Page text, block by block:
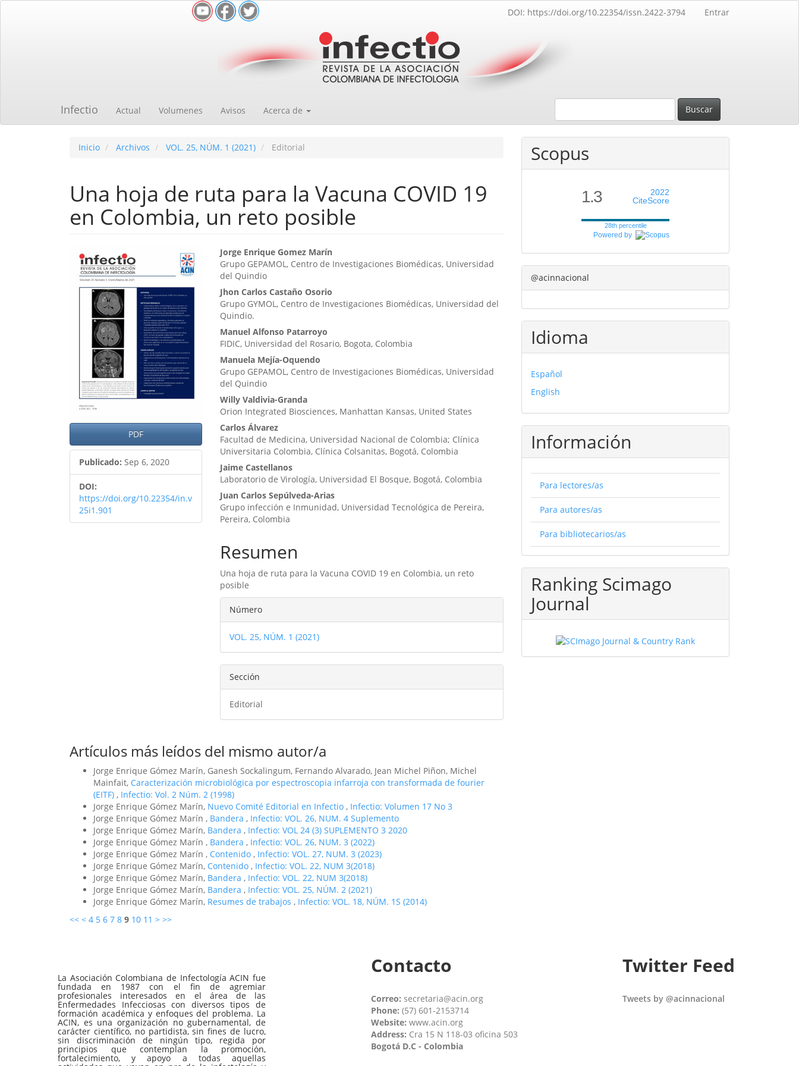
DOI: https://doi.org/10.22354/issn.2422-3794 Entrar
Infectio Actual Volumenes Avisos Acerca de Buscar
Inicio Archivos VOL. 25, NÚM. 1 (2021) Editorial
Una hoja de ruta para la Vacuna COVID 19
en Colombia, un reto posible
Barra
lateral
del
artículo
PDF
Publicado: Sep 6, 2020
DOI:
https://doi.org/10.22354/in.v
25i1.901
Contenido
principal
del
artículo
Jorge Enrique Gomez Marín
Grupo GEPAMOL, Centro de Investigaciones Biomédicas, Universidad
del Quindio
Jhon Carlos Castaño Osorio
Grupo GYMOL, Centro de Investigaciones Biomédicas, Universidad del
Quindio.
Manuel Alfonso Patarroyo
FIDIC, Universidad del Rosario, Bogota, Colombia
Manuela Mejía-Oquendo
Grupo GEPAMOL, Centro de Investigaciones Biomédicas, Universidad
del Quindio
Willy Valdivia-Granda
Orion Integrated Biosciences, Manhattan Kansas, United States
Carlos Álvarez
Facultad de Medicina, Universidad Nacional de Colombia; Clínica
Universitaria Colombia, Clínica Colsanitas, Bogotá, Colombia
Jaime Castellanos
Laboratorio de Virología, Universidad El Bosque, Bogotá, Colombia
Juan Carlos Sepúlveda-Arias
Grupo infección e Inmunidad, Universidad Tecnológica de Pereira,
Pereira, Colombia
Resumen
Una hoja de ruta para la Vacuna COVID 19 en Colombia, un reto
posible
Detalles
del
artículo
Número
VOL. 25, NÚM. 1 (2021)
Sección
Editorial
Artículos más leídos del mismo autor/a
Jorge Enrique Gómez Marín, Ganesh Sockalingum, Fernando Alvarado, Jean Michel Piñon, Michel
Mainfait, Caracterización microbiológica por espectroscopia infarroja con transformada de fourier
(EITF) , Infectio: Vol. 2 Núm. 2 (1998)
Jorge Enrique Gómez Marín, Nuevo Comité Editorial en Infectio , Infectio: Volumen 17 No 3
Jorge Enrique Gómez Marín , Bandera , Infectio: VOL. 26, NUM. 4 Suplemento
Jorge Enrique Gómez Marín, Bandera , Infectio: VOL 24 (3) SUPLEMENTO 3 2020
Jorge Enrique Gómez Marín , Bandera , Infectio: VOL. 26, NUM. 3 (2022)
Jorge Enrique Gómez Marín , Contenido , Infectio: VOL. 27, NUM. 3 (2023)
Jorge Enrique Gómez Marín, Contenido , Infectio: VOL. 22, NUM 3(2018)
Jorge Enrique Gómez Marín, Bandera , Infectio: VOL. 22, NUM 3(2018)
Jorge Enrique Gómez Marín, Bandera , Infectio: VOL. 25, NÚM. 2 (2021)
Jorge Enrique Gómez Marín, Resumes de trabajos , Infectio: VOL. 18, NÚM. 1S (2014)
<< < 4 5 6 7 8 9 10 11 > >>
Scopus
1.3
2022
CiteScore
28th percentile
Powered by
@acinnacional
Idioma
Español
English
Información
Para lectores/as
Para autores/as
Para bibliotecarios/as
Ranking Scimago
Journal
La Asociación Colombiana de Infectología ACIN fue
fundada en 1987 con el fin de agremiar
profesionales interesados en el área de las
Enfermedades Infecciosas con diversos tipos de
formación académica y enfoques del problema. La
ACIN, es una organización no gubernamental, de
carácter científico, no partidista, sin fines de lucro,
sin discriminación de ningún tipo, regida por
principios que contemplan la promoción,
fortalecimiento, y apoyo a todas aquellas
Contacto
Correo: secretaria@acin.org
Phone: (57) 601-2153714
Website: www.acin.org
Address: Cra 15 N 118-03 oficina 503
Bogotá D.C - Colombia
Twitter Feed
Tweets by @acinnacional